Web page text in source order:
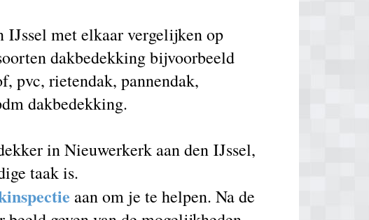
IJssel met elkaar vergelijken op
dakbedekking bijvoorbeeld
pvc, rietendak, pannendak,
dakbedekking.
in Nieuwerkerk aan den IJssel,
taak is.
aan om je te helpen. Na de